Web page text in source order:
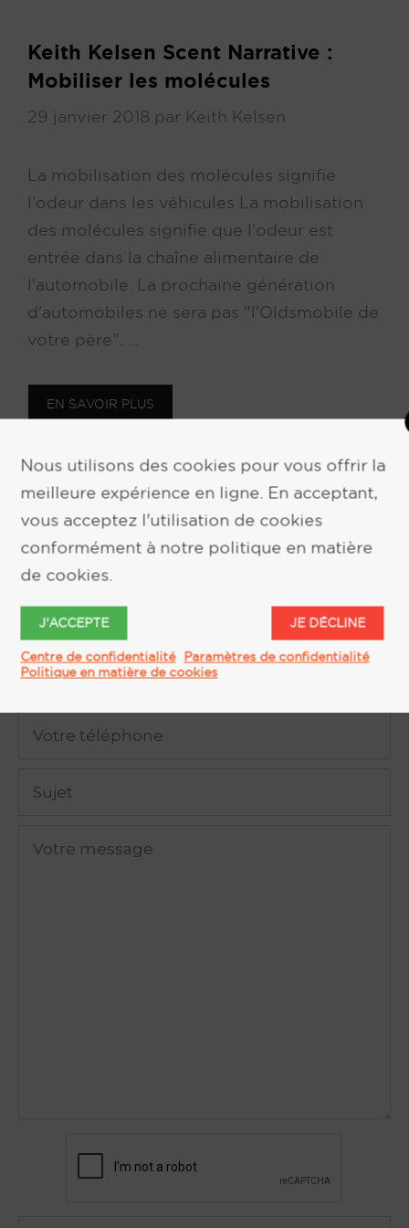
Keith Kelsen Scent Narrative :
Mobiliser les molécules
29 janvier 2018 par Keith Kelsen
La mobilisation des molécules signifie
l'odeur dans les véhicules La mobilisation
des molécules signifie que l'odeur est
entrée dans la chaîne alimentaire de
l'automobile. La prochaine génération
d'automobiles ne sera pas "l'Oldsmobile de
votre père". ...
EN SAVOIR PLUS
DEMANDE D'INFORMATION
Nous utilisons des cookies pour vous offrir la
meilleure expérience en ligne. En acceptant,
vous acceptez l'utilisation de cookies
conformément à notre politique en matière
de cookies.
J'ACCEPTE JE DÉCLINE
Centre de confidentialité Paramètres de confidentialité
Politique en matière de cookies